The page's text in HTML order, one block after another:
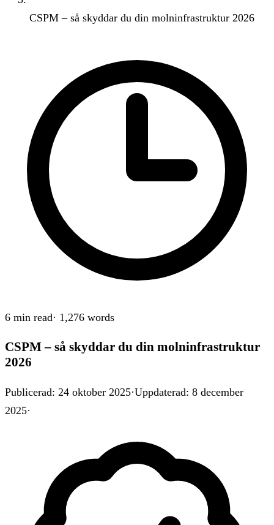
CSPM – så skyddar du din molninfrastruktur 2026
6 min read· 1,276 words
CSPM – så skyddar du din molninfrastruktur
2026
Publicerad: 24 oktober 2025·Uppdaterad: 8 december
2025·